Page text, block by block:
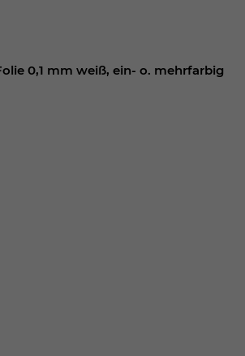
0,1 mm weiß, ein- o. mehrfarbig